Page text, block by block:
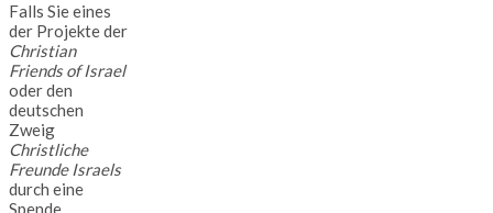
Falls Sie eines
der Projekte der
Christian
Friends of Israel
oder den
deutschen
Zweig
Christliche
Freunde Israels
durch eine